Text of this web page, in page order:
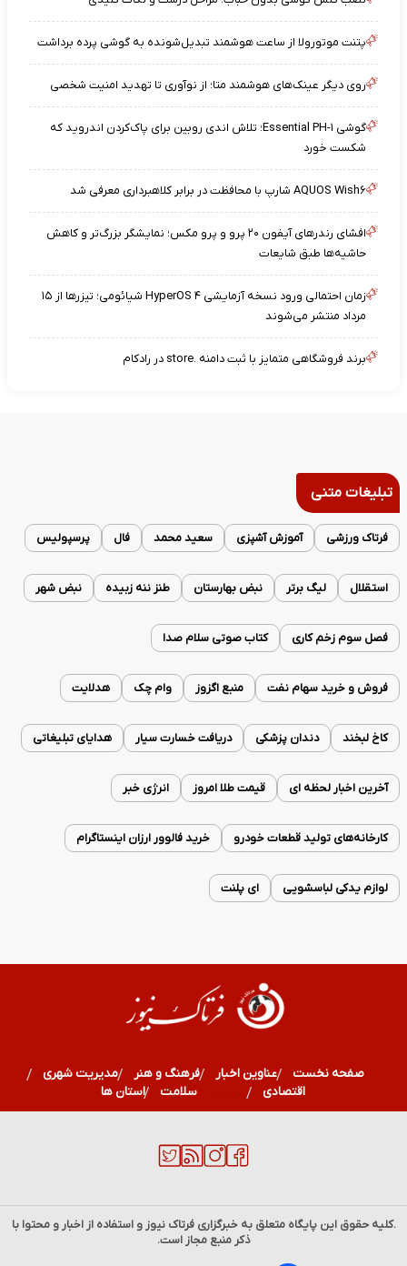
پتنت موتورولا از ساعت هوشمند تبدیل‌شونده به گوشی پرده برداشت
روی دیگر عینک‌های هوشمند متا؛ از نوآوری تا تهدید امنیت شخصی
گوشی Essential PH-۱؛ تلاش اندی روبین برای پاک‌کردن اندروید که
شکست خورد
AQUOS Wish۶ شارپ با محافظت در برابر کلاهبرداری معرفی شد
افشای رندرهای آیفون ۲۰ پرو و پرو مکس؛ نمایشگر بزرگ‌تر و کاهش
حاشیه‌ها طبق شایعات
زمان احتمالی ورود نسخه آزمایشی HyperOS ۴ شیائومی؛ تیزرها از ۱۵
مرداد منتشر می‌شوند
برند فروشگاهی متمایز با ثبت دامنه .store در رادکام
تبلیغات متنی
فرتاک ورزشی آموزش آشپزی سعید محمد فال پرسپولیس
استقلال لیگ برتر نبض بهارستان طنز ننه زبیده نبض شهر
فصل سوم زخم کاری کتاب صوتی سلام صدا
فروش و خرید سهام نفت منبع اگزوز وام چک هدلایت
کاخ لبخند دندان پزشکی دریافت خسارت سیار هدایای تبلیغاتی
آخرین اخبار لحظه ای قیمت طلا امروز انرژی خبر
کارخانه‌های تولید قطعات خودرو خرید فالوور ارزان اینستاگرام
لوازم یدکی لباسشویی ای پلنت
صفحه نخست عناوین اخبار فرهنگ و هنر
مدیریت شهری
اقتصادی
ورزشی سلامت استان ها
.کلیه حقوق این پایگاه متعلق به خبرگزاریفرتاک نیوز و استفاده از اخبار و محتوا با
ذکر منبع مجاز است.